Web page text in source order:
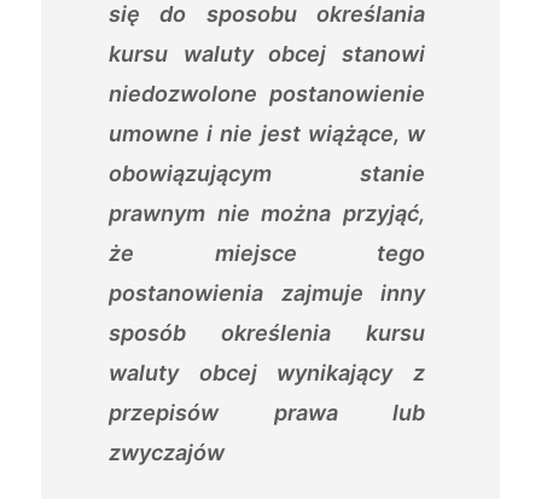
się do sposobu określania
kursu waluty obcej stanowi
niedozwolone postanowienie
umowne i nie jest wiążące, w
obowiązującym stanie
prawnym nie można przyjąć,
że miejsce tego
postanowienia zajmuje inny
sposób określenia kursu
waluty obcej wynikający z
przepisów prawa lub
zwyczajów